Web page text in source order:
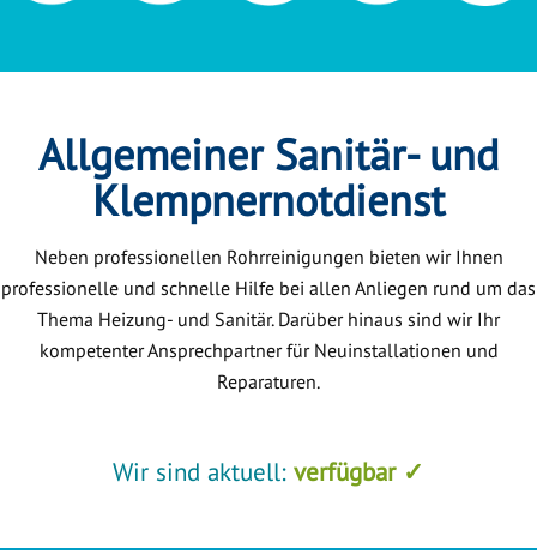
Allgemeiner Sanitär- und
Klempnernotdienst
Neben professionellen Rohrreinigungen bieten wir Ihnen
professionelle und schnelle Hilfe bei allen Anliegen rund um das
Thema Heizung- und Sanitär. Darüber hinaus sind wir Ihr
kompetenter Ansprechpartner für Neuinstallationen und
Reparaturen.
Wir sind aktuell: verfügbar ✓